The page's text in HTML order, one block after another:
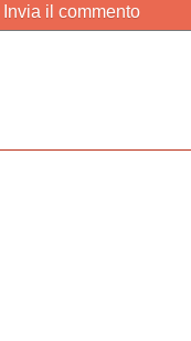
Invia il commento